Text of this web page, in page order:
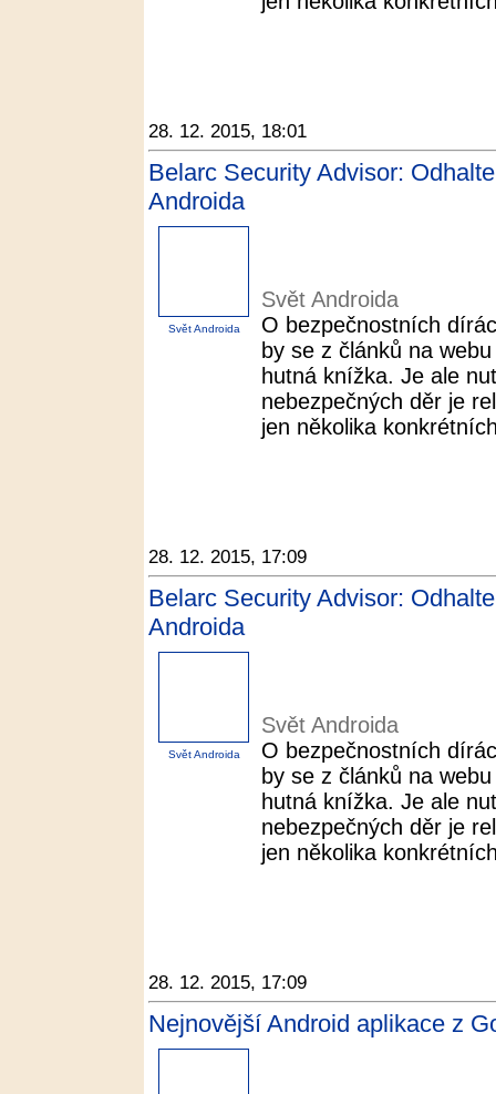
28. 12. 2015, 18:01
Belarc Security Advisor:
Androida
Svět Androida
Svět Androida
O bezpečnostních
by se z článků na
hutná knížka. Je ale
nebezpečných děr je
jen několika
28. 12. 2015, 17:09
Belarc Security Advisor:
Androida
Svět Androida
Svět Androida
O bezpečnostních
by se z článků na
hutná knížka. Je ale
nebezpečných děr je
jen několika
28. 12. 2015, 17:09
Nejnovější Android aplikace z